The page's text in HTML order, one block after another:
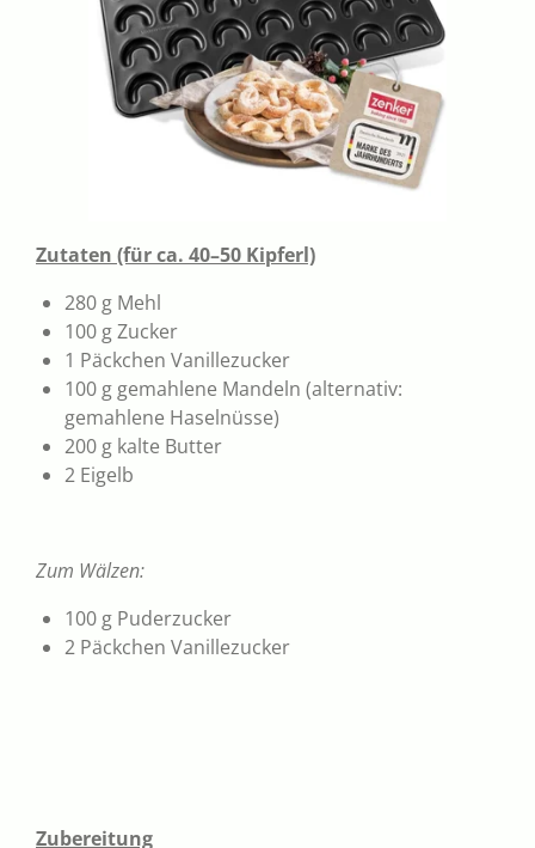
Zutaten (für ca. 40–50 Kipferl)
280 g Mehl
100 g Zucker
1 Päckchen Vanillezucker
100 g gemahlene Mandeln (alternativ:
gemahlene Haselnüsse)
200 g kalte Butter
2 Eigelb
Zum Wälzen:
100 g Puderzucker
2 Päckchen Vanillezucker
Zubereitung